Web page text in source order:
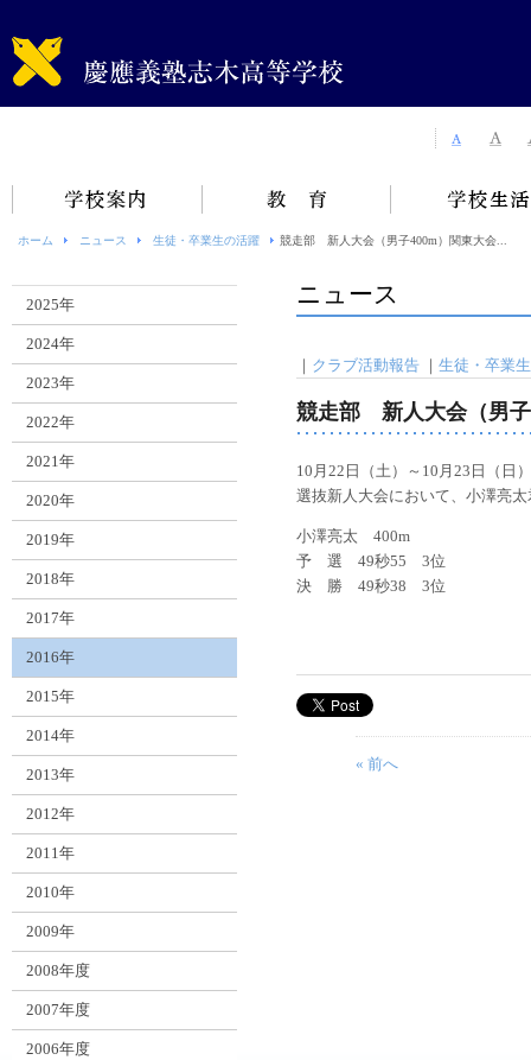
ホーム ニュース 生徒・卒業生の活躍 競走部 新人大会（男子400m）関東大会...
ニュース
｜ クラブ活動報告 ｜ 生徒・卒業
競走部 新人大会（男子
10月22日（土）～10月23日（日
選抜新人大会において、小澤亮
小澤亮太 400m
予 選 49秒55 3位
決 勝 49秒38 3位
« 前へ
2025年
2024年
2023年
2022年
2021年
2020年
2019年
2018年
2017年
2016年
2015年
2014年
2013年
2012年
2011年
2010年
2009年
2008年度
2007年度
2006年度